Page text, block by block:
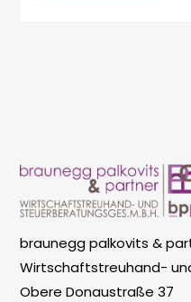
braunegg palkovits &
Wirtschaftstreuhand-
Obere Donaustraße 37